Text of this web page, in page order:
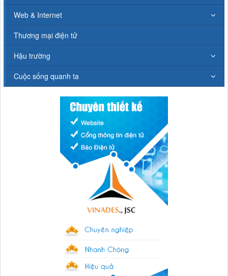
Web & Internet
Thương mại điện tử
Hậu trường
Cuộc sống quanh ta